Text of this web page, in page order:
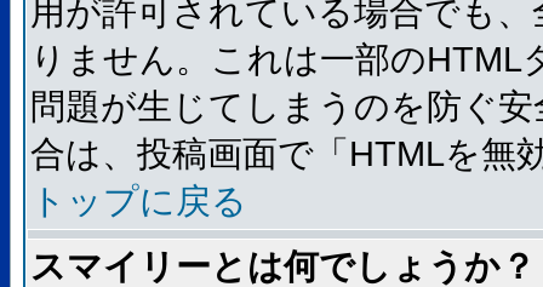
用が許可されている場合でも
りません。これは一部の
問題が生じてしまうのを防ぐ
合は、投稿画面で「HTMLを無
トップに戻る
スマイリーとは何でしょうか？